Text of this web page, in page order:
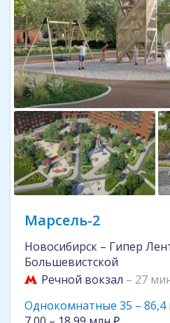
Марсель-2
Новосибирск – Гипер
Большевистской
Речной вокзал – 27
Однокомнатные 35 – 86,4